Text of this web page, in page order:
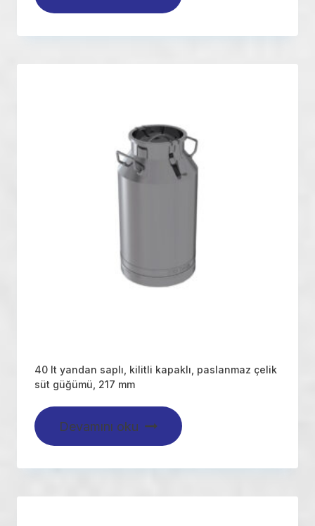
40 lt yandan saplı, kilitli kapaklı, paslanmaz çelik
süt güğümü, 217 mm
Devamını oku